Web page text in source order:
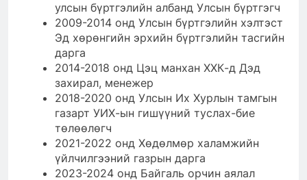
улсын бүртгэлийн албанд Улсын бүртгэгч
2009-2014 онд Улсын бүртгэлийн хэлтэст
Эд хөрөнгийн эрхийн бүртгэлийн тасгийн
дарга
2014-2018 онд Цэц манхан ХХК-д Дэд
захирал, менежер
2018-2020 онд Улсын Их Хурлын тамгын
газарт УИХ-ын гишүүний туслах-бие
төлөөлөгч
2021-2022 онд Хөдөлмөр халамжийн
үйлчилгээний газрын дарга
2023-2024 онд Байгаль орчин аялал